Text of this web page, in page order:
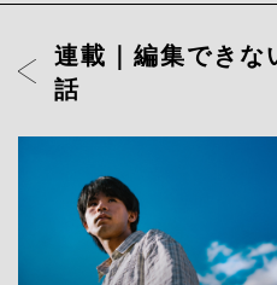
連載｜編集できな
話